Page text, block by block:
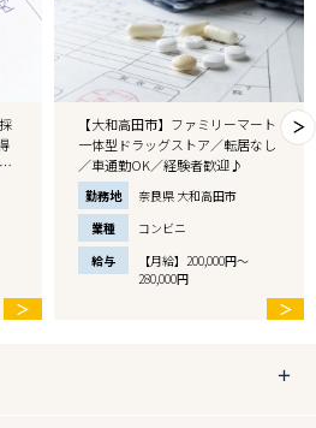
＞
【大和高田市】ファミリーマート
一体型ドラッグストア／転居なし
／車通勤OK／経験者歓迎♪
勤務地
奈良県 大和高田市
業種
コンビニ
給与
【月給】200,000円～
280,000円
＞